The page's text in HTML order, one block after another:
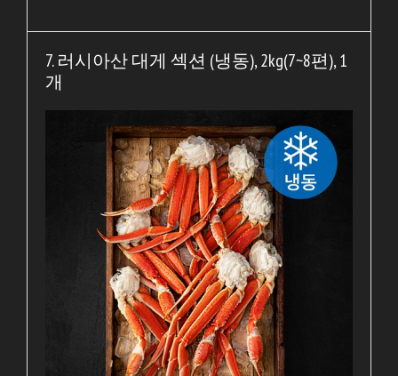
7. 러시아산 대게 섹션 (냉동), 2kg(7~8편), 1
개